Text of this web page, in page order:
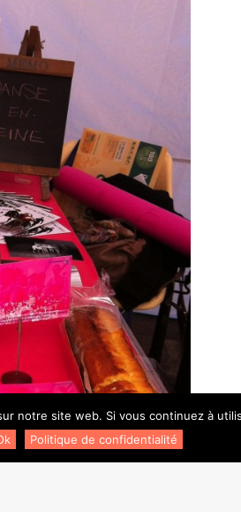
notre site web. Si vous continuez à
Politique de confidentialité